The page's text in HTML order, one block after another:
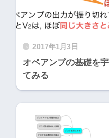
2017年1月3日
オペアンプの基礎を
てみる